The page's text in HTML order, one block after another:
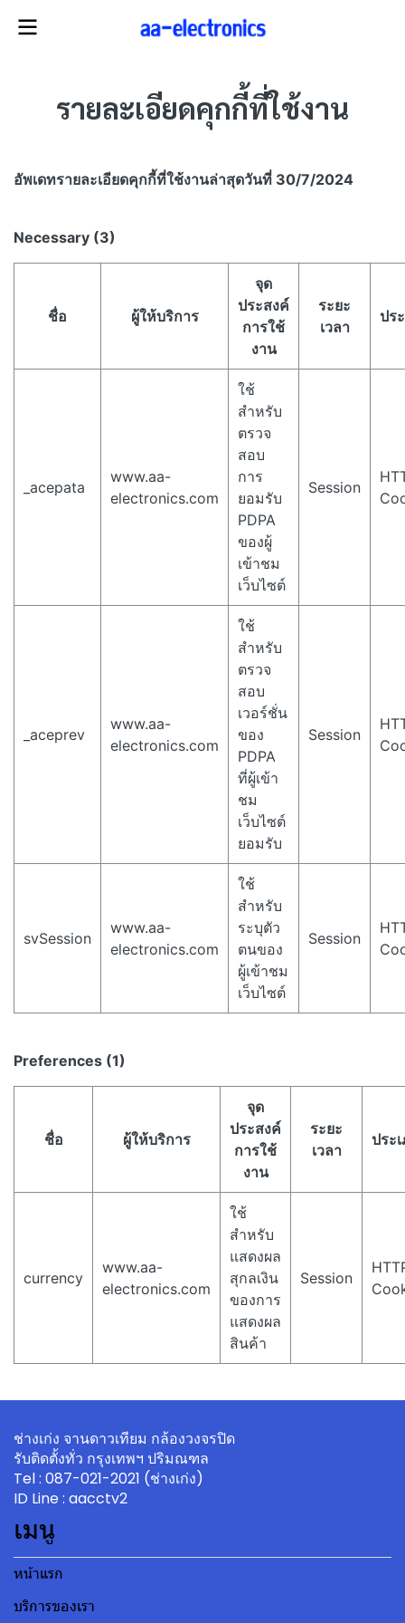
รายละเอียดคุกกี้ที่ใช้งาน​
อัพเดทรายละเอียดคุกกี้ที่ใช้งาน​ล่าสุดวันที่ 30/7/2024
Necessary (3)
ชื่อ ผู้ให้บริการ
จุด
ประสงค์
การใช้
งาน
ระยะ
เวลา
ปร
_acepata
www.aa-
electronics.com
ใช้
สำหรับ
ตรวจ
สอบ
การ
ยอมรับ
PDPA
ของผู้
เข้าชม
เว็บไซต์
Session
_aceprev
www.aa-
electronics.com
ใช้
สำหรับ
ตรวจ
สอบ
เวอร์ชั่น
ของ
PDPA
ที่ผู้เข้า
ชม
เว็บไซต์
ยอมรับ
Session
svSession
www.aa-
electronics.com
ใช้
สำหรับ
ระบุตัว
ตนของ
ผู้เข้าชม
เว็บไซต์
Session
Preferences (1)
ชื่อ ผู้ให้บริการ
จุด
ประสงค์
การใช้
งาน
ระยะ
เวลา
ประ
currency
www.aa-
electronics.com
ใช้
สำหรับ
แสดงผล
สุกลเงิน
ของการ
แสดงผล
สินค้า
Session
ช่างเก่ง จานดาวเทียม กล้องวงจรปิด
รับติดตั้งทั่ว กรุงเทพฯ ปริมณฑล
Tel : 087-021-2021 (ช่างเก่ง)
ID Line : aacctv2
เมนู
หน้าแรก
บริการของเรา